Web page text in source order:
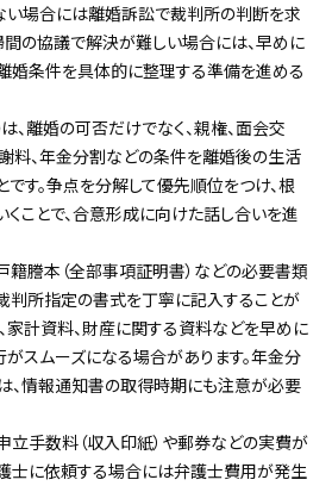
い場合には離婚訴訟で裁判所の判断を求
間の協議で解決が難しい場合には、早めに
婚条件を具体的に整理する準備を進める
離婚の可否だけでなく、親権、面会交
料、年金分割などの条件を離婚後の生活
す。争点を分解して優先順位をつけ、根
ことで、合意形成に向けた話し合いを進
籍謄本（全部事項証明書）などの必要書類
判所指定の書式を丁寧に記入することが
家計資料、財産に関する資料などを早めに
スムーズになる場合があります。年金分
、情報通知書の取得時期にも注意が必要
立手数料（収入印紙）や郵券などの実費が
護士に依頼する場合には弁護士費用が発生